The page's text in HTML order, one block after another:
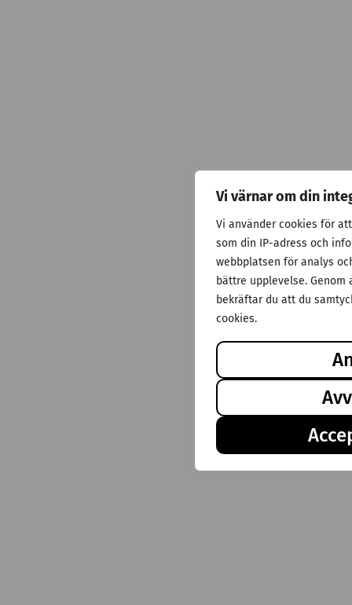
Vi värnar om din
Vi använder cookies för
som din IP-adress och
webbplatsen för analys
bättre upplevelse.
bekräftar du att du
cookies.